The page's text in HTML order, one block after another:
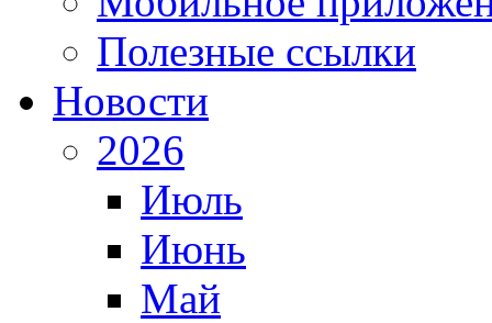
Полезные ссылки
Новости
2026
Июль
Июнь
Май